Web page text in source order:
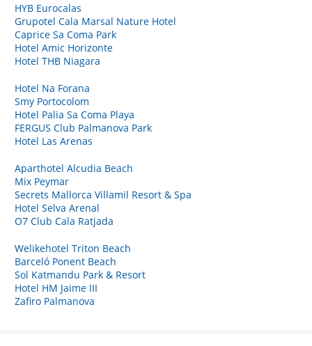
HYB Eurocalas
Grupotel Cala Marsal Nature Hotel
Caprice Sa Coma Park
Hotel Amic Horizonte
Hotel THB Niagara
Hotel Na Forana
Smy Portocolom
Hotel Palia Sa Coma Playa
FERGUS Club Palmanova Park
Hotel Las Arenas
Aparthotel Alcudia Beach
Mix Peymar
Secrets Mallorca Villamil Resort & Spa
Hotel Selva Arenal
O7 Club Cala Ratjada
Welikehotel Triton Beach
Barceló Ponent Beach
Sol Katmandu Park & Resort
Hotel HM Jaime III
Zafiro Palmanova